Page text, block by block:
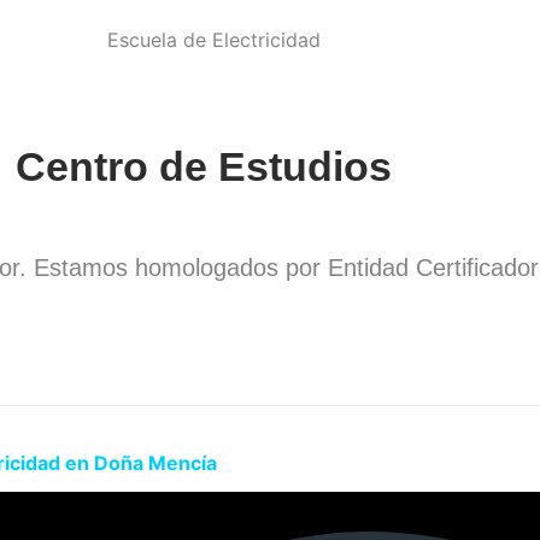
Centro de Estudios
Estamos homologados por Entidad
en Doña Mencía